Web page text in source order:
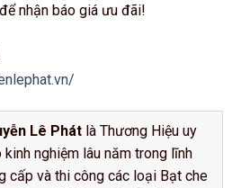
nhận báo giá ưu đãi!
Lê Phát là Thương Hiệu uy
kinh nghiệm lâu năm trong lĩnh
cấp và thi công các loại Bạt che